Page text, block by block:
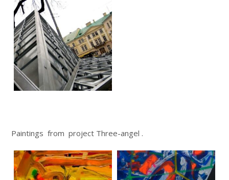
Paintings from project Three-angel .